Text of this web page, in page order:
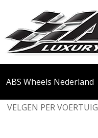
ABS Wheels Nederland
VELGEN PER VOERTUIG